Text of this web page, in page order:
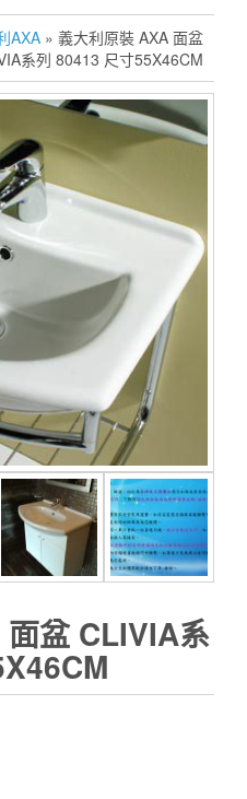
AXA » 義大利原裝 AXA 面盆
系列 80413 尺寸55X46CM
盆 CLIVIA系